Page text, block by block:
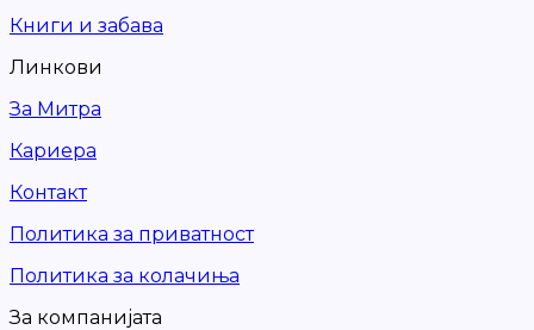
Книги и забава
Линкови
За Митра
Кариера
Контакт
Политика за приватност
Политика за колачиња
За компанијата